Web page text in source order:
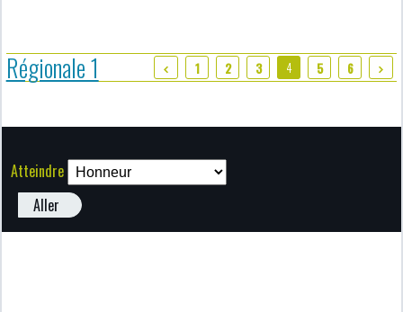
Régionale 1 1 2 3 4 5 6
Atteindre
Aller